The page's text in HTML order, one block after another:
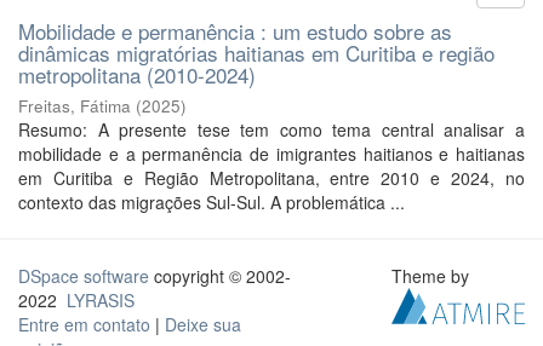
Mobilidade e permanência : um estudo sobre as
dinâmicas migratórias haitianas em Curitiba e região
metropolitana (2010-2024)
Freitas, Fátima (2025)
Resumo: A presente tese tem como tema central analisar a
mobilidade e a permanência de imigrantes haitianos e haitianas
em Curitiba e Região Metropolitana, entre 2010 e 2024, no
contexto das migrações Sul-Sul. A problemática ...
DSpace software copyright © 2002-
2022 LYRASIS
Entre em contato | Deixe sua
Theme by